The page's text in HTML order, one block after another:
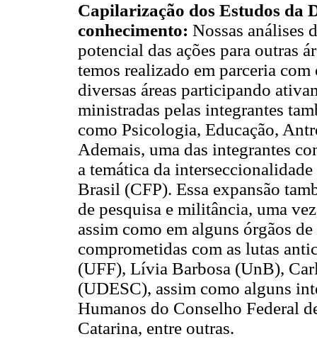
Capilarização dos Estudos da
conhecimento: Nossas análises
potencial das ações para outras
temos realizado em parceria
diversas áreas participando
ministradas pelas integrantes
como Psicologia, Educação,
Ademais, uma das integrantes
a temática da
Brasil (CFP). Essa expansão
de pesquisa e militância, uma
assim como em alguns órgãos
comprometidas com as lutas
(UFF), Lívia Barbosa (UnB),
(UDESC), assim como alguns
Humanos do Conselho Federal
Catarina, entre outras.